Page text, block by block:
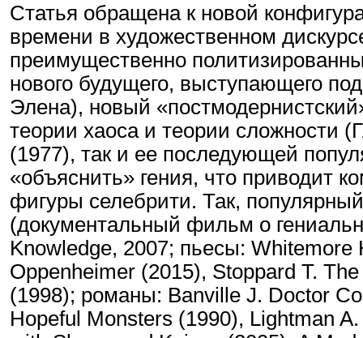
Статья обращена к новой
времени в художественном
преимущественно
нового будущего, выступающего
Элена), новый
теории хаоса и теории сложности
(1977), так и ее последующей
«объяснить» гения, что приводит
фигуры селебрити. Так,
(документальный фильм о
Knowledge, 2007; пьесы:
Oppenheimer (2015), Stoppard T.
(1998); романы: Banville J. Doctor
Hopeful Monsters (1990), Lightman